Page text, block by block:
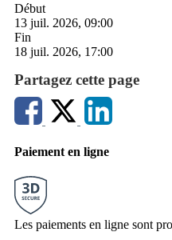
Début
13 juil. 2026, 09:00
Fin
18 juil. 2026, 17:00
Partagez cette page
Paiement en ligne
Les paiements en ligne sont